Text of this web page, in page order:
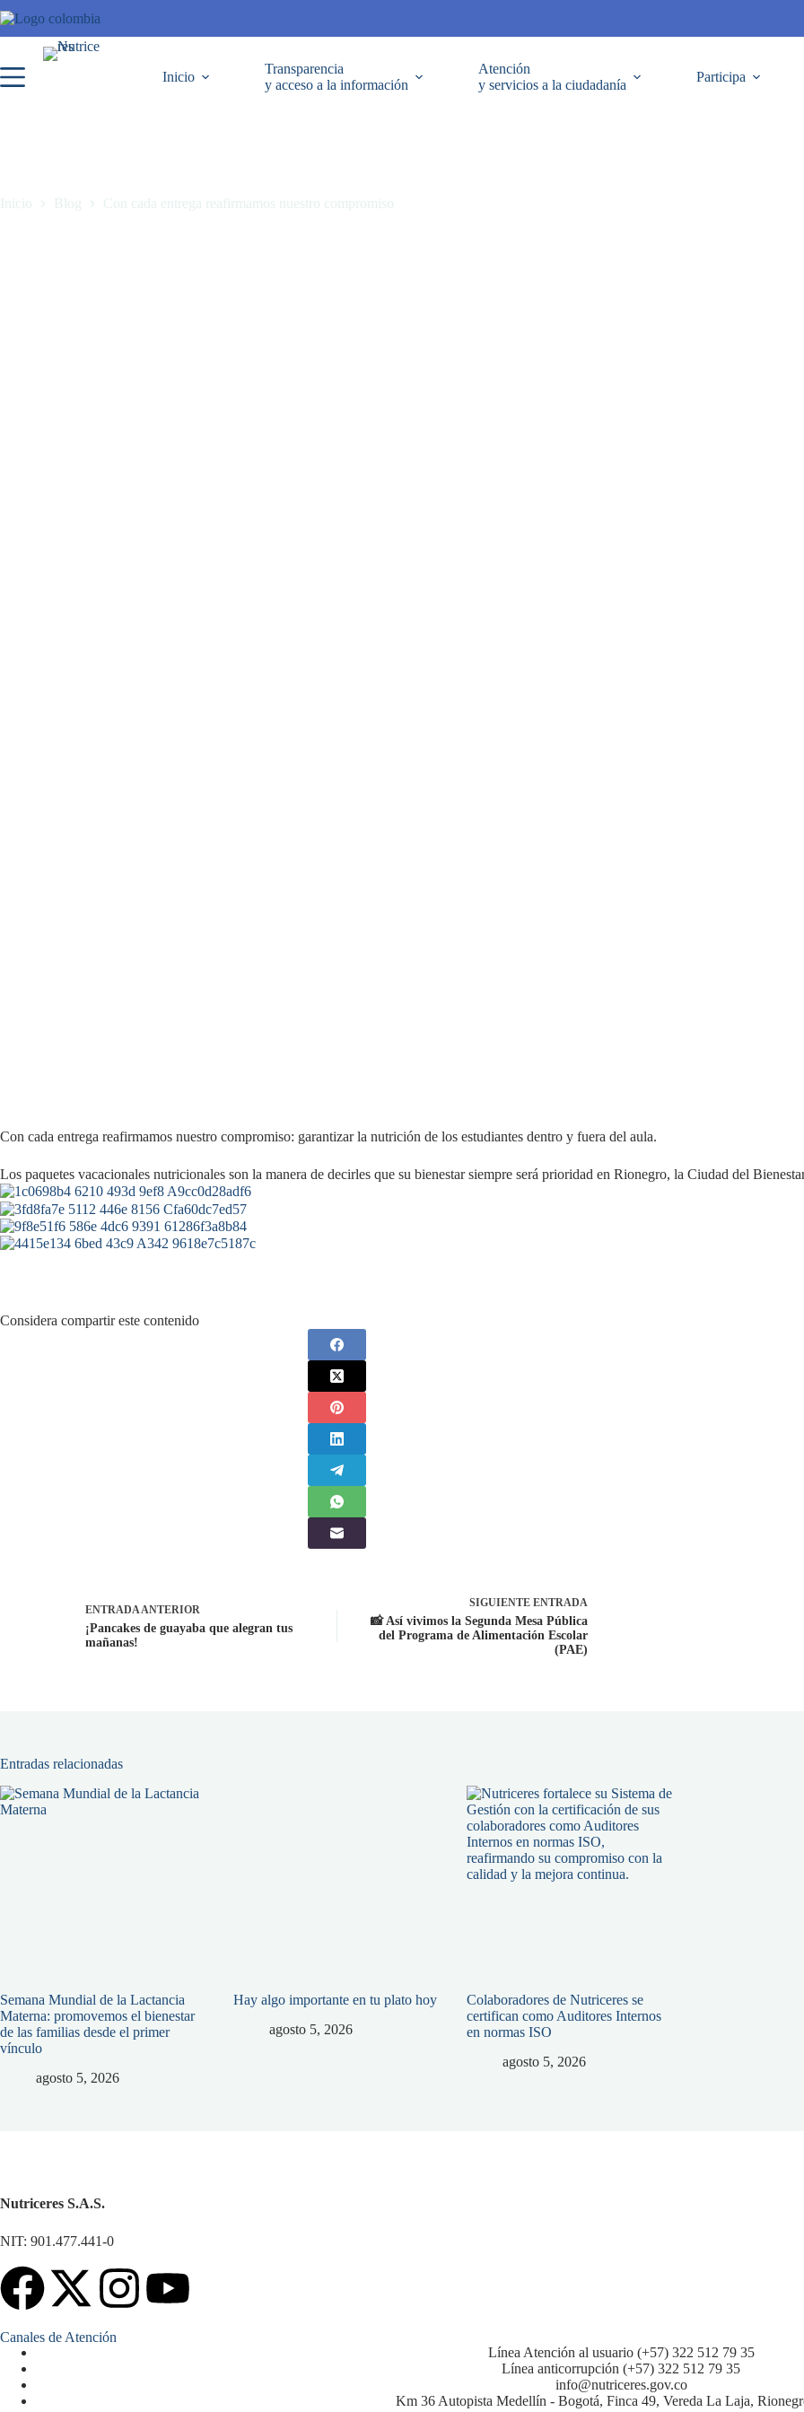
Inicio
Transparencia
y acceso a la información
Atención
y servicios a la ciudadanía
Participa
Inicio Blog
Con cada entrega reafirmamos nuestro compromiso
Con cada entrega reafirmamos nuestro compromiso: garantizar la nutrición de los estudiantes dentro y fuera del aula.
Los paquetes vacacionales nutricionales son la manera de decirles que su bienestar siempre será prioridad en Rionegro, la Ciudad del
Considera compartir este contenido
ENTRADAANTERIOR
¡Pancakes de guayaba que alegran tus
mañanas!
SIGUIENTE ENTRADA
📸 Así vivimos la Segunda Mesa Pública
del Programa de Alimentación Escolar
(PAE)
Entradas relacionadas
Semana Mundial de la Lactancia
Materna: promovemos el bienestar
de las familias desde el primer
vínculo
agosto 5, 2026
Hay algo importante en tu plato hoy
agosto 5, 2026
Colaboradores de Nutriceres se
certifican como Auditores Internos
en normas ISO
agosto 5, 2026
Nutriceres S.A.S.
NIT: 901.477.441-0
Canales de Atención
Línea Atención al usuario (+57) 322 512 79 35
Línea anticorrupción (+57) 322 512 79 35
info@nutriceres.gov.co
Km 36 Autopista Medellín - Bogotá, Finca 49, Vereda La Laja,